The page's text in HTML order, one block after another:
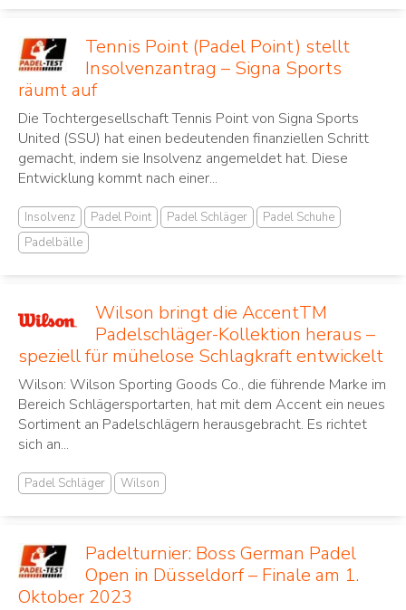
Tennis Point (Padel Point) stellt
Insolvenzantrag – Signa Sports
räumt auf
Die Tochtergesellschaft Tennis Point von Signa Sports
United (SSU) hat einen bedeutenden finanziellen Schritt
gemacht, indem sie Insolvenz angemeldet hat. Diese
Entwicklung kommt nach einer...
Insolvenz Padel Point Padel Schläger
Padel Schuhe
Padelbälle
Wilson bringt die AccentTM
Padelschläger-Kollektion heraus –
speziell für mühelose Schlagkraft entwickelt
Wilson: Wilson Sporting Goods Co., die führende Marke im
Bereich Schlägersportarten, hat mit dem Accent ein neues
Sortiment an Padelschlägern herausgebracht. Es richtet
sich an...
Padel Schläger Wilson
Padelturnier: Boss German Padel
Open in Düsseldorf – Finale am 1.
Oktober 2023